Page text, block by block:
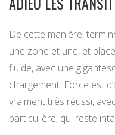
De cette manière,
une zone et une, et
fluide, avec une
chargement. Force est
vraiment très réussi,
particulière, qui reste